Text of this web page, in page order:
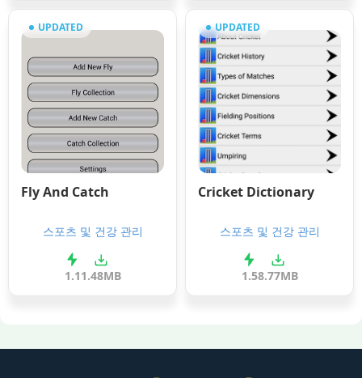
UPDATED
Fly And Catch
스포츠 및 건강 관리
1.11.48MB
UPDATED
Cricket Dictionary
스포츠 및 건강 관리
1.58.77MB